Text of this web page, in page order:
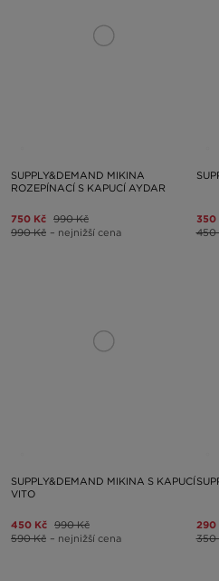
SUPPLY&DEMAND MIKINA
ROZEPÍNACÍ S KAPUCÍ AYDAR
750 Kč 990 Kč
990 Kč – nejnižší cena
350
450
SUPPLY&DEMAND MIKINA S KAPUCÍ
VITO
450 Kč 990 Kč
590 Kč – nejnižší cena
290
350